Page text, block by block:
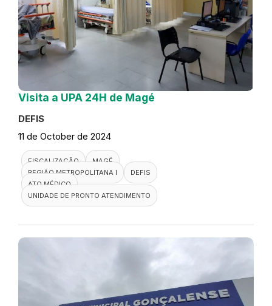
Visita a UPA 24H de Magé
DEFIS
11 de October de 2024
FISCALIZAÇÃO
MAGÉ
REGIÃO METROPOLITANA I
DEFIS
ATO MÉDICO
UNIDADE DE PRONTO ATENDIMENTO